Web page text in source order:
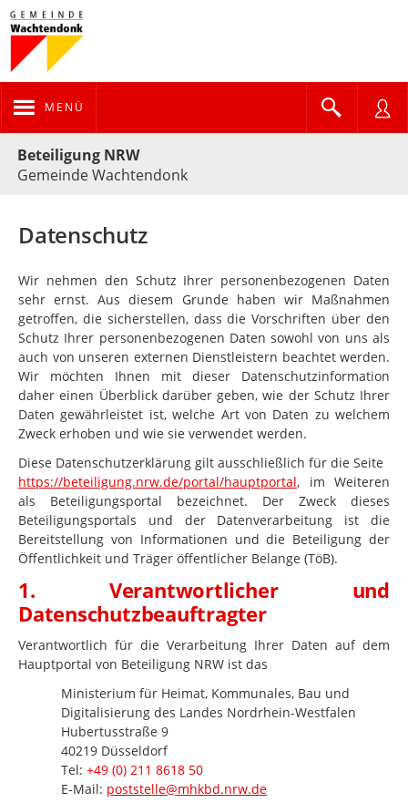
MENÜ
Beteiligung NRW
Gemeinde Wachtendonk
Datenschutz
Wir nehmen den Schutz Ihrer personenbezogenen Daten
sehr ernst. Aus diesem Grunde haben wir Maßnahmen
getroffen, die sicherstellen, dass die Vorschriften über den
Schutz Ihrer personenbezogenen Daten sowohl von uns als
auch von unseren externen Dienstleistern beachtet werden.
Wir möchten Ihnen mit dieser Datenschutzinformation
daher einen Überblick darüber geben, wie der Schutz Ihrer
Daten gewährleistet ist, welche Art von Daten zu welchem
Zweck erhoben und wie sie verwendet werden.
Diese Datenschutzerklärung gilt ausschließlich für die Seite
https://beteiligung.nrw.de/portal/hauptportal, im Weiteren
als Beteiligungsportal bezeichnet. Der Zweck dieses
Beteiligungsportals und der Datenverarbeitung ist die
Bereitstellung von Informationen und die Beteiligung der
Öffentlichkeit und Träger öffentlicher Belange (TöB).
1. Verantwortlicher und
Datenschutzbeauftragter
Verantwortlich für die Verarbeitung Ihrer Daten auf dem
Hauptportal von Beteiligung NRW ist das
Ministerium für Heimat, Kommunales, Bau und
Digitalisierung des Landes Nordrhein-Westfalen
Hubertusstraße 9
40219 Düsseldorf
Tel: +49 (0) 211 8618 50
E-Mail: poststelle@mhkbd.nrw.de